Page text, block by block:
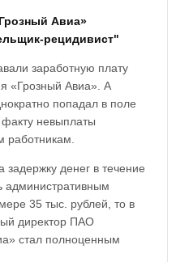
Авиа»
рецидивист"
заработную плату
«Грозный Авиа». А
попадал в поле
невыплаты
работникам.
задержку денег в течение
административным
35 тыс. рублей, то в
директор ПАО
стал полноценным